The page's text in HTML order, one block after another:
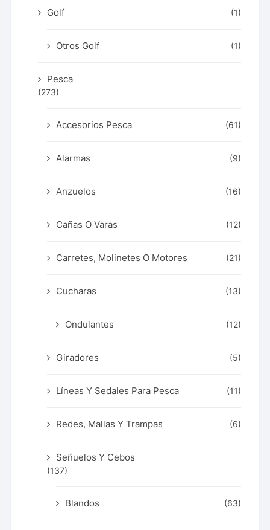
Golf (1)
Otros Golf (1)
Pesca
(273)
Accesorios Pesca (61)
Alarmas (9)
Anzuelos (16)
Cañas O Varas (12)
Carretes, Molinetes O Motores (21)
Cucharas (13)
Ondulantes (12)
Giradores (5)
Líneas Y Sedales Para Pesca (11)
Redes, Mallas Y Trampas (6)
Señuelos Y Cebos
(137)
Blandos (63)